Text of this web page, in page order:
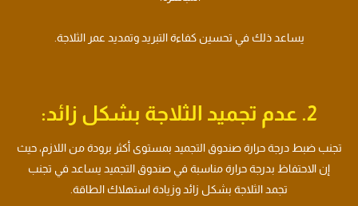
يساعد ذلك في تحسين كفاءة التبريد وتمديد عمر الثلاجة.
2. عدم تجميد الثلاجة بشكل زائد:
تجنب ضبط درجة حرارة صندوق التجميد بمستوى أكثر برودة من اللازم، حيث
إن الاحتفاظ بدرجة حرارة مناسبة في صندوق التجميد يساعد في تجنب
تجمد الثلاجة بشكل زائد وزيادة استهلاك الطاقة.